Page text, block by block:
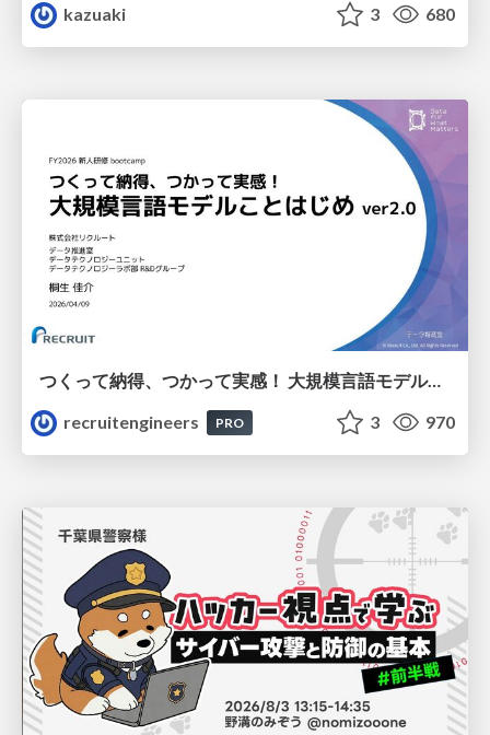
kazuaki
3 680
つくって納得、つかって実感！ 大規模言語モデルことはじめ ver2.0
recruitengineers
PRO 3 970